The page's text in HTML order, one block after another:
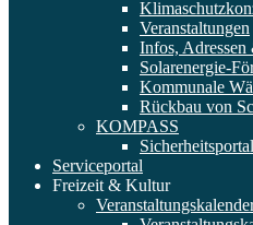
Veranstaltungen
Infos,
Solarenergie-
Kommunale
Rückbau von
KOMPASS
Serviceportal
Freizeit & Kultur